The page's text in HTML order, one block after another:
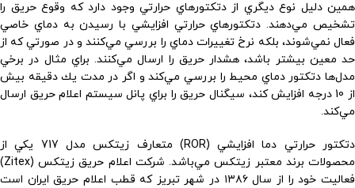
همين دليل نوع ديگري از دتكتورهاي حرارتي وجود دارد كه وقوع حريق را
تشخيص مي‌دهند. دتكتورهاي حرارتي افزايشي با رسيدن به دماي خاصي
فعال نمي‌شوند، بلكه نرخ تغييرات دماي را بررسي مي‌كنند و در صورتي كه از
حد معين بيشتر باشد، هشدار حريق را ارسال مي‌كنند. براي مثال در برخي
مدل‌ها دتكتور دماي محيط را بررسي مي‌كند و اگر در مدت يك دقيقه بيش
از 10 درجه افزايش كند، سيگنال حريق را براي پانل سيستم اعلام حريق ارسال
مي‌كند.
دتكتور حرارتي دما افزايشي (ROR) متعارف زيتكس مدل 717 يكي از
محصولات برند معتبر زيتكس مي‌باشد. شرکت اعلام حریق زیتکس (Zitex)
فعالیت خود را از سال ۱۳۸۶ در شهر تبریز که قطب اعلام حریق ایران است